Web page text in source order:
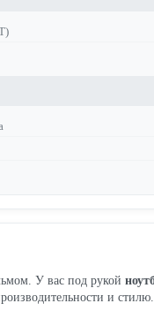
У вас под рукой
и стилю.